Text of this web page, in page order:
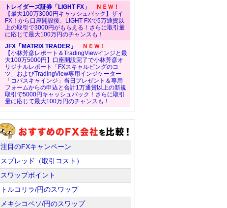
トレイダーズ証券「LIGHT FX」
ＮＥＷ！
【最大100万3000円キャッシュバック】ザイ
FX！から口座開設後、LIGHT FXで5万通貨以
上の取引で3000円がもらえる！さらに取引量
に応じて最大100万円のチャンスも！
JFX「MATRIX TRADER」
ＮＥＷ！
【小林芳彦レポート＆TradingViewインジと最
大100万5000円】口座開設完了で小林芳彦オ
リジナルレポート「FXスキャルピングのコ
ツ」およびTradingView専用インジケーター
「コバスキャインジ」当日プレゼント＆専用
フォームからの申込と合計1万通貨以上の新規
取引で5000円キャッシュバック！さらに取引
量に応じて最大100万円のチャンスも！
注目のFXキャンペーン
スプレッド（取引コスト）
スワップポイント
トルコリラ/円のスワップ
メキシコペソ/円のスワップ